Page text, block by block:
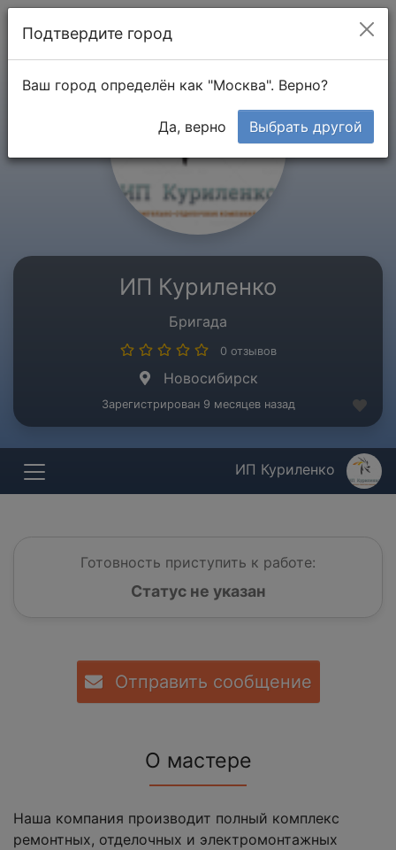
ИП Куриленко
Бригада
0 отзывов
Новосибирск
Зарегистрирован 9 месяцев назад
ИП Куриленко
Готовность приступить к работе:
Статус не указан
Отправить сообщение
О мастере
Наша компания производит полный комплекс
ремонтных, отделочных и электромонтажных
Подтвердите город
Ваш город определён как "Москва". Верно?
Да, верно Выбрать другой